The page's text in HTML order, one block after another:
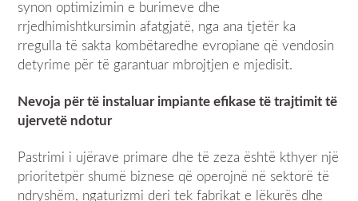
synon optimizimin e burimeve dhe
rrjedhimishtkursimin afatgjatë, nga ana tjetër ka
rregulla të sakta kombëtaredhe evropiane që vendosin
detyrime për të garantuar mbrojtjen e mjedisit.
Nevoja për të instaluar impiante efikase të trajtimit të
ujervetë ndotur
Pastrimi i ujërave primare dhe të zeza është kthyer një
prioritetpër shumë biznese që operojnë në sektorë të
ndryshëm, ngaturizmi deri tek fabrikat e lëkurës dhe